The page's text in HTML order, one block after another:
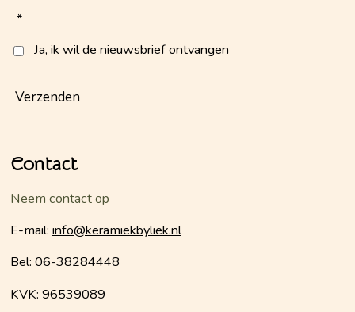
*
Ja, ik wil de nieuwsbrief ontvangen
Verzenden
Contact
Neem contact op
E-mail: info@keramiekbyliek.nl
Bel: 06-38284448
KVK: 96539089